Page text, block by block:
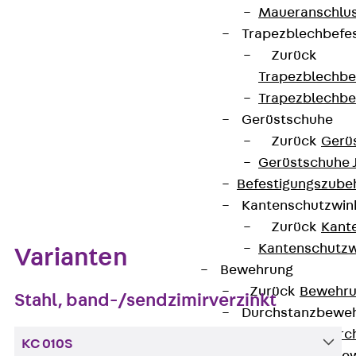
Zurück
Gerüstschuhe
Zurück
Gerüstschuhe
Zurück
Bewehrung
Zurück
Varianten
Stahl, band-/sendzimirverzinkt
KC 010S